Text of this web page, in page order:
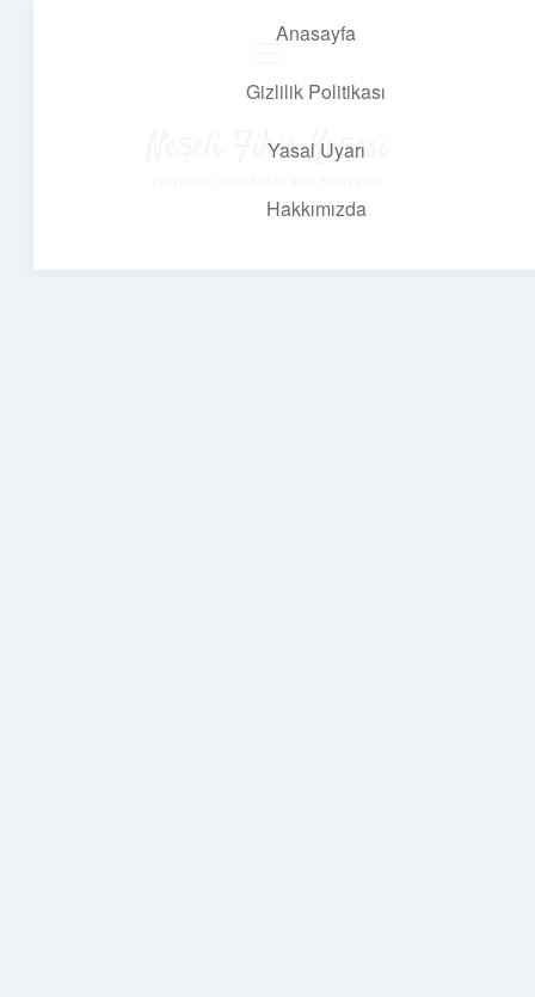
Anasayfa
Gizlilik Politikası
Yasal Uyarı
Hakkımızda
Neşeli Fikir Köşesi